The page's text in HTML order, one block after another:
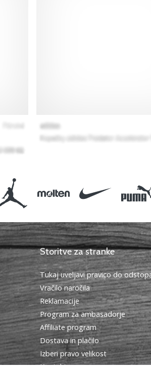
Storitve za stranke
Tukaj uveljavi pravico do
Vračilo naročila
Reklamacije
Program za ambasadorje
Affiliate program
Dostava in plačilo
Izberi pravo velikost
Kontakt